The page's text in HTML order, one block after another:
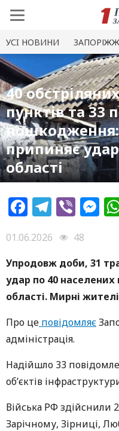
УСI НОВИНИ
40
пунктів та 33
пошкодження:
припиняє
області
Facebook
01.06.2026
48
Упродовж доби, 31
удар по 40 населених
області. Мирні
Про це повідомляє
адміністрація.
Надійшло 33
об’єктів
Війська РФ здійснили
Зарічному, Зірниці,